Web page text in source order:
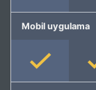
Mobil uygulama